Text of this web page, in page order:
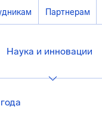
Партнерам
Наука и инновации